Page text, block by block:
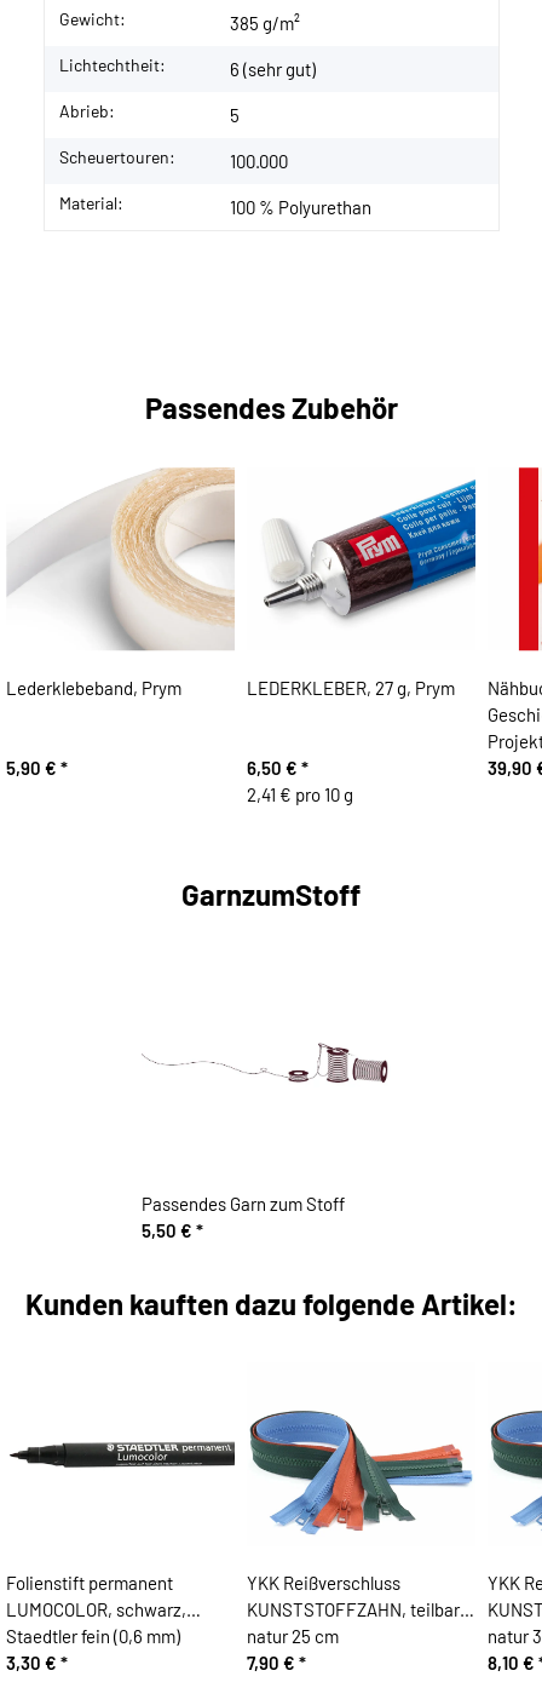
Gewicht: 385 g/m²
Lichtechtheit: 6 (sehr gut)
Abrieb: 5
Scheuertouren: 100.000
Material: 100 % Polyurethan
Passendes Zubehör
Lederklebeband, Prym
5,90 € *
LEDERKLEBER, 27 g, Prym
6,50 € *
2,41 € pro 10 g
39,90
GarnzumStoff
Passendes Garn zum Stoff
5,50 € *
Kunden kauften dazu folgende Artikel:
Folienstift permanent
LUMOCOLOR, schwarz,
Staedtler fein (0,6 mm)
3,30 € *
YKK Reißverschluss
KUNSTSTOFFZAHN, teilbar
natur 25 cm
7,90 € *
YKK
natur
8,10 €